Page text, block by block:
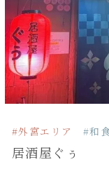
#外宮エリア #和
居酒屋ぐぅ